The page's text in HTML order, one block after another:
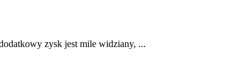
⁣zysk jest mile widziany, ...